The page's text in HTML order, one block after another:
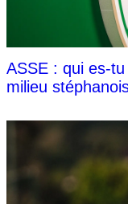
ASSE : qui es-
milieu